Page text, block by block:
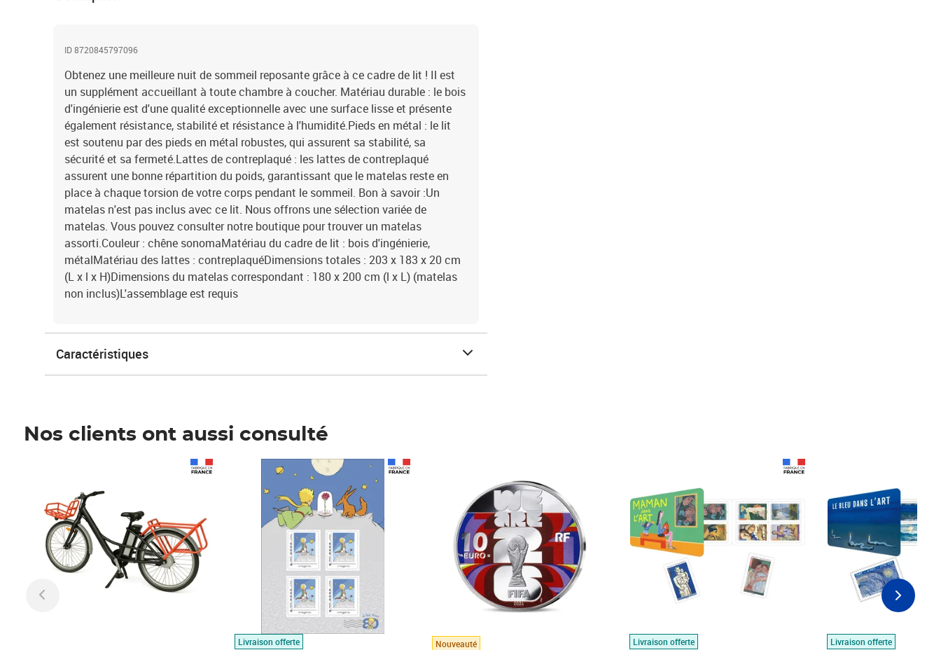
ID 8720845797096
Obtenez une meilleure nuit de sommeil reposante grâce à ce cadre de lit ! Il est
un supplément accueillant à toute chambre à coucher. Matériau durable : le bois
d'ingénierie est d'une qualité exceptionnelle avec une surface lisse et présente
également résistance, stabilité et résistance à l'humidité.Pieds en métal : le lit
est soutenu par des pieds en métal robustes, qui assurent sa stabilité, sa
sécurité et sa fermeté.Lattes de contreplaqué : les lattes de contreplaqué
assurent une bonne répartition du poids, garantissant que le matelas reste en
place à chaque torsion de votre corps pendant le sommeil. Bon à savoir :Un
matelas n'est pas inclus avec ce lit. Nous offrons une sélection variée de
matelas. Vous pouvez consulter notre boutique pour trouver un matelas
assorti.Couleur : chêne sonomaMatériau du cadre de lit : bois d'ingénierie,
métalMatériau des lattes : contreplaquéDimensions totales : 203 x 183 x 20 cm
(L x l x H)Dimensions du matelas correspondant : 180 x 200 cm (l x L) (matelas
non inclus)L'assemblage est requis
Caractéristiques
Nos clients ont aussi consulté
Livraison offerte
Prix 7,50€
Nouveauté
Livraison offerte
Livraison offerte